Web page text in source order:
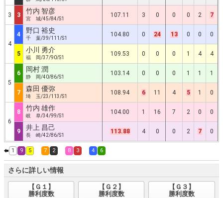
3 3 竹内 智彦
宮 城/45/84/S1
107.11 3 0 0 0 2 7
4
4 野口 裕史
千 葉/39/111/S1
104.80 0 24 13 0 0 0
5 小川 勇介
福 岡/37/90/S1
109.53 0 0 0 1 4 4
5
6 岡村 潤
静 岡/40/86/S1
103.14 0 0 0 1 1 1
7 森田 優弥
埼 玉/23/113/S1
108.94 6 11 4 5 1 0
6
8 竹内 雄作
岐 阜/34/99/S1
104.00 1 16 7 2 0 0
9 井上 昌己
長 崎/42/86/S1
113.88 4 0 0 2 7 0
1 9 5 7 2 8 3 4 6
さらに詳しい情報
【Ｇ１】
勝利度数
【Ｇ２】
勝利度数
【Ｇ３】
勝利度数